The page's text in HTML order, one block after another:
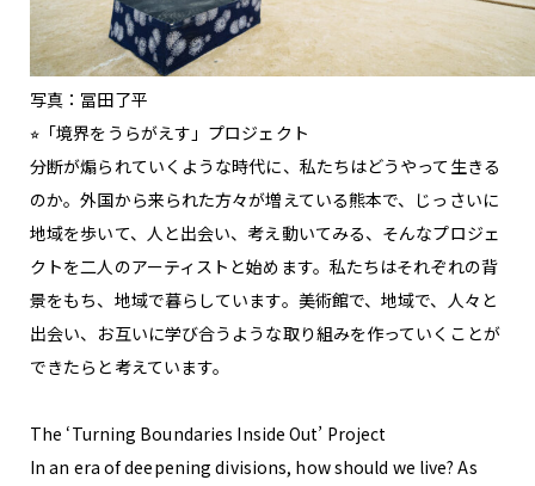
写真：冨田了平
⭐︎「境界をうらがえす」プロジェクト
分断が煽られていくような時代に、私たちはどうやって生きる
のか。外国から来られた方々が増えている熊本で、じっさいに
地域を歩いて、人と出会い、考え動いてみる、そんなプロジェ
クトを二人のアーティストと始めます。私たちはそれぞれの背
景をもち、地域で暮らしています。美術館で、地域で、人々と
出会い、お互いに学び合うような取り組みを作っていくことが
できたらと考えています。
The ‘Turning Boundaries Inside Out’ Project
In an era of deepening divisions, how should we live? As